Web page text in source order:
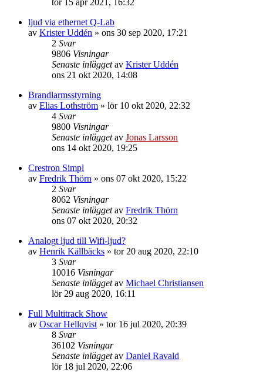
tor 15 apr 2021, 16:32
ljud via ethernet Q-Lab
av Krister Uddén » ons 30 sep 2020, 17:21
2 Svar
9806 Visningar
Senaste inläggetav Krister Uddén
ons 21 okt 2020, 14:08
Brandlarmsstyrning
av Elias Lothström » lör 10 okt 2020, 22:32
4 Svar
9800 Visningar
Senaste inläggetav Jonas Larsson
ons 14 okt 2020, 19:25
Crestron Simpl
av Fredrik Thörn » ons 07 okt 2020, 15:22
2 Svar
8062 Visningar
Senaste inläggetav Fredrik Thörn
ons 07 okt 2020, 20:32
Analogt ljud till Wifi-ljud?
av Henrik Källbäcks » tor 20 aug 2020, 22:10
3 Svar
10016 Visningar
Senaste inläggetav Michael Christiansen
lör 29 aug 2020, 16:11
Full Multitrack Show
av Oscar Hellqvist » tor 16 jul 2020, 20:39
8 Svar
36102 Visningar
Senaste inläggetav Daniel Ravald
lör 18 jul 2020, 22:06